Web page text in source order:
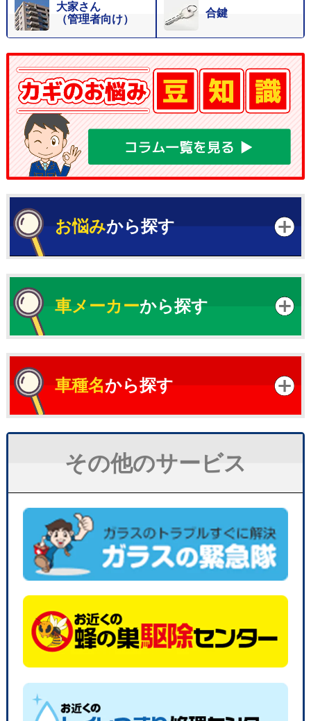
大家さん
（管理者向け）
合鍵
お悩みから探す
車メーカーから探す
車種名から探す
その他のサービス